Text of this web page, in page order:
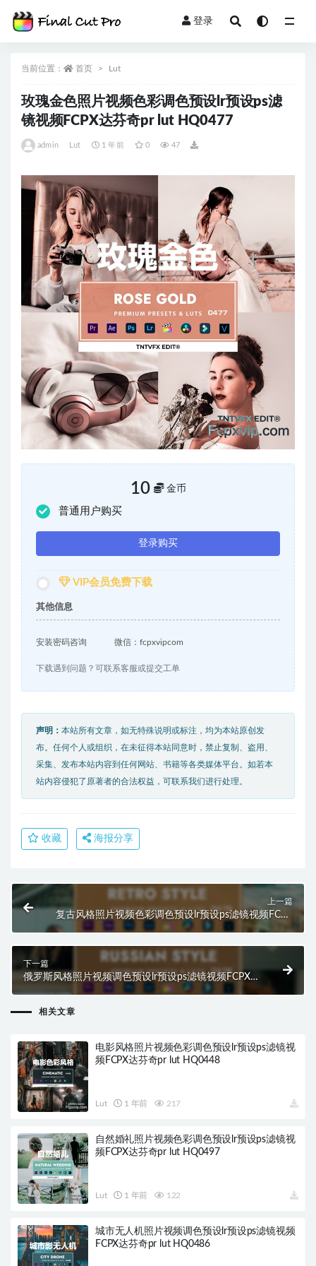
登录
当前位置： 首页 Lut
玫瑰金色照片视频色彩调色预设lr预设ps滤
镜视频FCPX达芬奇pr lut HQ0477
admin Lut 1 年前 0 47
10 金币
普通用户购买
登录购买
VIP会员免费下载
其他信息
安装密码咨询 微信：fcpxvipcom
下载遇到问题？可联系客服或提交工单
声明： 本站所有文章，如无特殊说明或标注，均为本站原创发
布。任何个人或组织，在未征得本站同意时，禁止复制、盗用、
采集、发布本站内容到任何网站、书籍等各类媒体平台。如若本
站内容侵犯了原著者的合法权益，可联系我们进行处理。
收藏 海报分享
上一篇
复古风格照片视频色彩调色预设lr预设ps滤镜视频FCPX
达芬奇pr lut HQ0476
下一篇
俄罗斯风格照片视频调色预设lr预设ps滤镜视频FCPX达
相关文章
电影风格照片视频色彩调色预设lr预设ps滤镜视
频FCPX达芬奇pr lut HQ0448
Lut 1 年前 217
自然婚礼照片视频色彩调色预设lr预设ps滤镜视
频FCPX达芬奇pr lut HQ0497
Lut 1 年前 122
城市无人机照片视频调色预设lr预设ps滤镜视频
FCPX达芬奇pr lut HQ0486